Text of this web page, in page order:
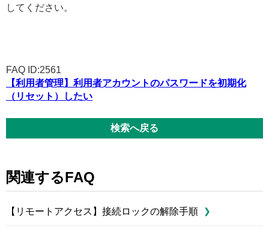
してください。
FAQ ID:2561
【利用者管理】利用者アカウントのパスワードを初期化
（リセット）したい
検索へ戻る
関連するFAQ
【リモートアクセス】接続ロックの解除手順